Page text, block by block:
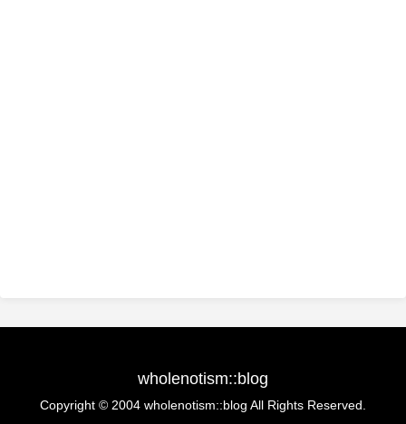
wholenotism::blog
Copyright © 2004 wholenotism::blog All Rights Reserved.